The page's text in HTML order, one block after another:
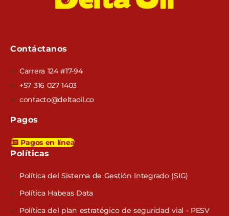
Contáctanos
Carrera 124 #17-94
+57 316 027 1403
contacto@deltaoil.co
Pagos
Pagos en línea
Políticas​
Política del Sistema de Gestión Integrado (SIG)
Política Habeas Data
Política del plan estratégico de seguridad vial - PESV